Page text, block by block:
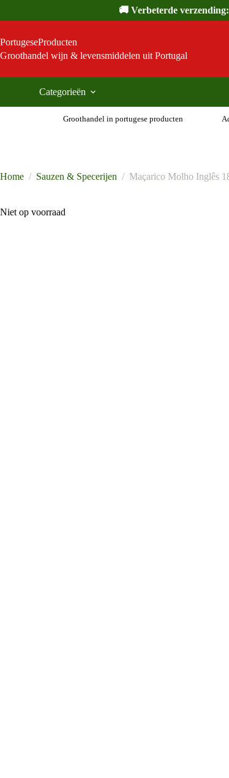
inhoud
🚚 Verbeterde
PortugeseProducten
Groothandel wijn & levensmiddelen uit Portugal
Categorieën
Groothandel in portugese producten
Home / Sauzen & Specerijen / Maçarico Molho Inglês
Niet op voorraad